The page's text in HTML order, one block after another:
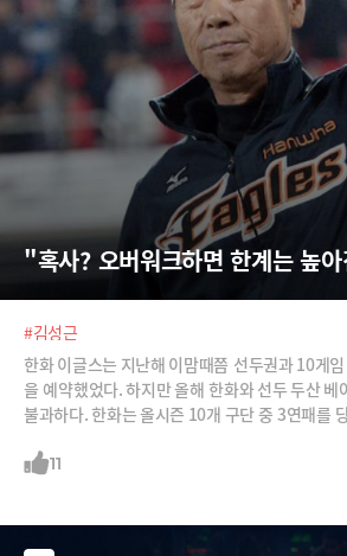
"혹사? 오버워크하면 한계는 높
#김성근
한화 이글스는 지난해 이맘때쯤 선두권과 10게
을 예약했었다. 하지만 올해 한화와 선두 두산 베
불과하다. 한화는 올시즌 10개 구단 중 3연패를
EN, 뉴시스
11